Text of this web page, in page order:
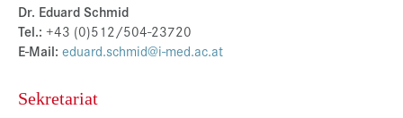
Dr. Eduard Schmid
Tel.: +43 (0)512/504-23720
E-Mail: eduard.schmid@i-med.ac.at
Sekretariat